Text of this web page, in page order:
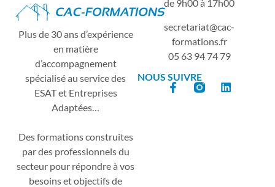
Plus de 30 ans d’expérience
en matière
d’accompagnement
spécialisé au service des
ESAT et Entreprises
Adaptées…
Des formations construites
par des professionnels du
secteur pour répondre à vos
besoins et objectifs de
de 9h00 à 17h00
secretariat
cac-
formations.fr
05 63 94 74 79
NOUS SUIVRE